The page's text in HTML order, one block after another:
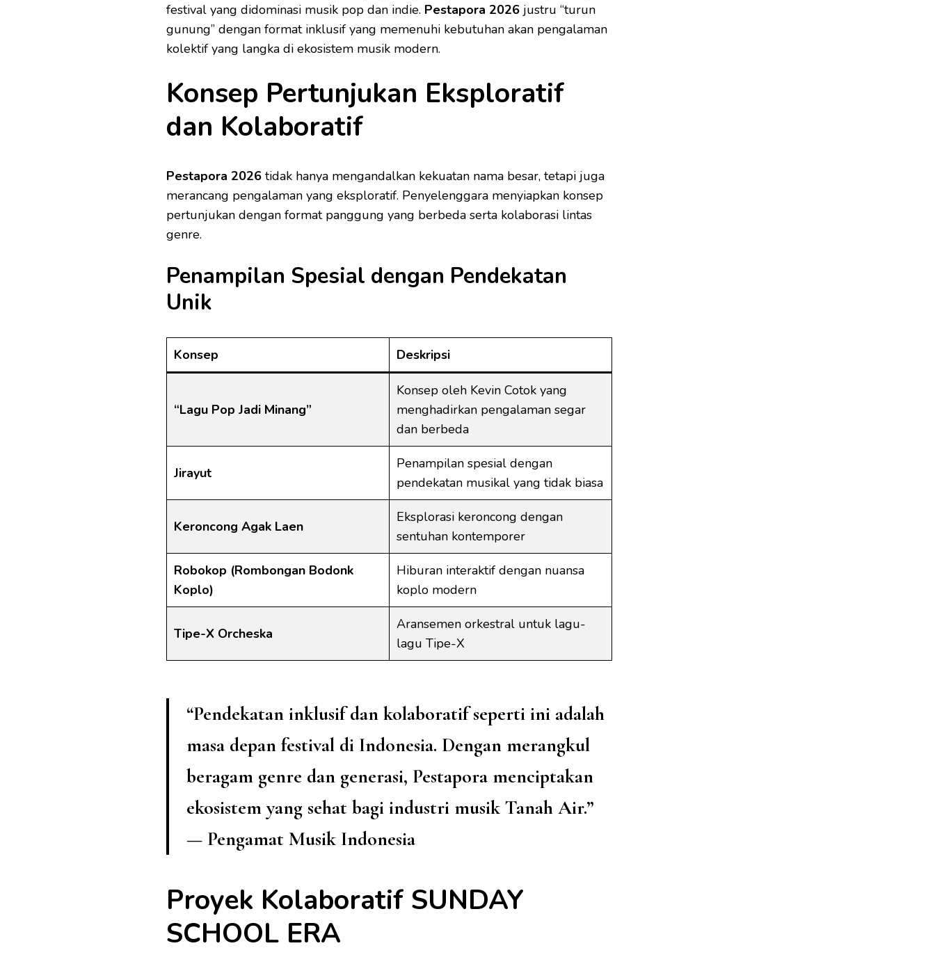
festival yang didominasi musik pop dan indie. Pestapora 2026 justru “turun
gunung” dengan format inklusif yang memenuhi kebutuhan akan pengalaman
kolektif yang langka di ekosistem musik modern.
Konsep Pertunjukan Eksploratif
dan Kolaboratif
Pestapora 2026 tidak hanya mengandalkan kekuatan nama besar, tetapi juga
merancang pengalaman yang eksploratif. Penyelenggara menyiapkan konsep
pertunjukan dengan format panggung yang berbeda serta kolaborasi lintas
genre.
Penampilan Spesial dengan Pendekatan
Unik
Konsep Deskripsi
“Lagu Pop Jadi Minang”
Konsep oleh Kevin Cotok yang
menghadirkan pengalaman segar
dan berbeda
Jirayut
Penampilan spesial dengan
pendekatan musikal yang tidak biasa
Keroncong Agak Laen
Eksplorasi keroncong dengan
sentuhan kontemporer
Robokop (Rombongan Bodonk
Koplo)
Hiburan interaktif dengan nuansa
koplo modern
Tipe-X Orcheska
Aransemen orkestral untuk lagu-
lagu Tipe-X
“Pendekatan inklusif dan kolaboratif seperti ini adalah
masa depan festival di Indonesia. Dengan merangkul
beragam genre dan generasi, Pestapora menciptakan
ekosistem yang sehat bagi industri musik Tanah Air.”
— Pengamat Musik Indonesia
Proyek Kolaboratif SUNDAY
SCHOOL ERA